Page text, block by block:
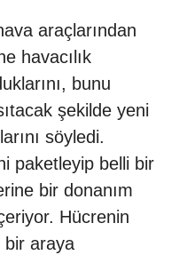
araçlarından
havacılık
bunu
şekilde yeni
söyledi.
paketleyip belli bir
bir donanım
Hücrenin
bir araya